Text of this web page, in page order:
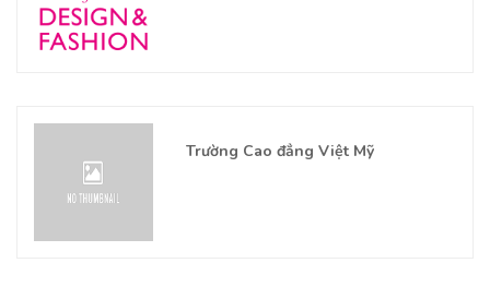
Trường Cao đẳng Việt Mỹ